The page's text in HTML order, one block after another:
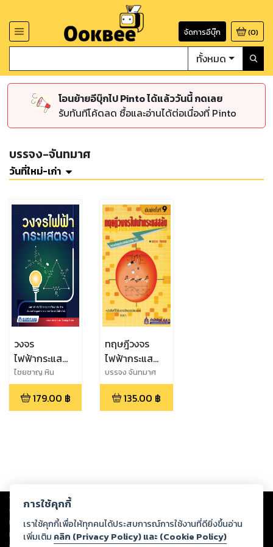
จัดการอีบุ๊ก (0)
ทั้งหมด
โอนย้ายอีบุ๊กไป Pinto ได้แล้ววันนี้ กดเลย
รับทันทีโค้ดลด ซื้อและอ่านได้ต่อเนื่องที่ Pinto
บรรจง-จันทมาศ
วันที่ใหม่-เก่า
วงจร
ไฟฟ้ากระแส
ตรง
ไชยชาญ หิน
เกิด,บรรจง จัน
ทมาศ 179.00 ฿
ทฤษฎีวงจร
ไฟฟ้ากระแส
สลับ
บรรจง จันทมาศ
135.00 ฿
Copyright © 2026
ต่อผลงานหรือเนื้อหาใดที่อัปโหลดผ่านเว็บไซต์และปรากฏว่าละเมิดสิทธิใน
ทรัพย์สินทางปัญญาของบุคคลอื่นหรือขัดต่อกฎหมายและศีลธรรม ดังนั้น ผู้อ่าน
ทุกท่านโปรดใช้วิจารณญาณในการกลั่นกรองด้วยตนเอง และหากท่านพบว่าส่วน
การใช้คุกกี้
เราใช้คุกกี้เพื่อให้ทุกคนได้ประสบการณ์การใช้งานที่ดียิ่งขึ้นอ่าน
เพิ่มเติม คลิก (Privacy Policy) และ (Cookie Policy)